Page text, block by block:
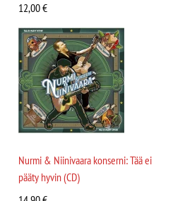
12,00€
Nurmi & Niinivaara konserni: Tää ei
pääty hyvin (CD)